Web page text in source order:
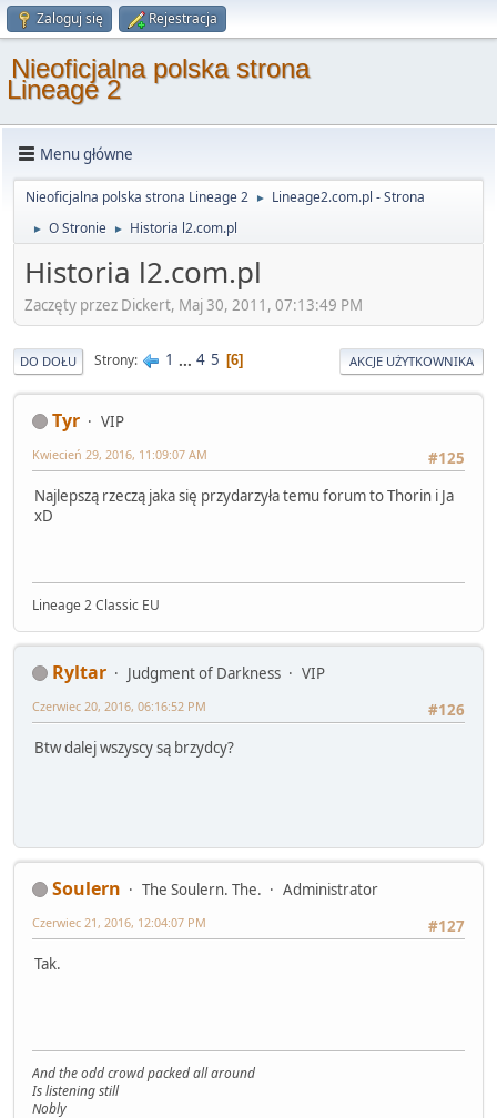
Zaloguj się Rejestracja
Nieoficjalna polska strona
Lineage 2
Menu główne
Nieoficjalna polska strona Lineage 2 ► Lineage2.com.pl - Strona
► O Stronie ► Historia l2.com.pl
Historia l2.com.pl
Zaczęty przez Dickert, Maj 30, 2011, 07:13:49 PM
DO DOŁU Strony 1 ... 4 5 6 AKCJE UŻYTKOWNIKA
Tyr
VIP
#125
Kwiecień 29, 2016, 11:09:07 AM
Najlepszą rzeczą jaka się przydarzyła temu forum to Thorin i Ja
xD
Lineage 2 Classic EU
Ryltar Judgment of Darkness
VIP
#126
Czerwiec 20, 2016, 06:16:52 PM
Btw dalej wszyscy są brzydcy?
Soulern The Soulern. The.
Administrator
#127
Czerwiec 21, 2016, 12:04:07 PM
Tak.
And the odd crowd packed all around
Is listening still
Nobly